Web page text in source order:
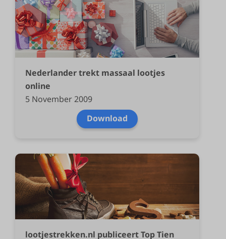
Nederlander trekt massaal lootjes
online
5 November 2009
Download
lootjestrekken.nl publiceert Top Tien